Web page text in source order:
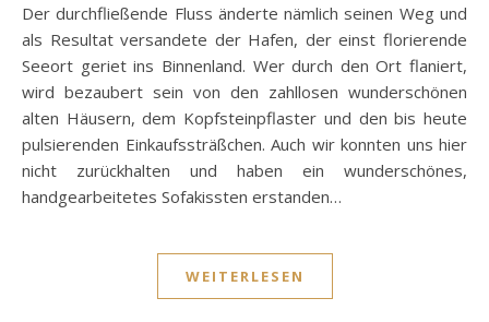
Der durchfließende Fluss änderte nämlich seinen Weg und
als Resultat versandete der Hafen, der einst florierende
Seeort geriet ins Binnenland. Wer durch den Ort flaniert,
wird bezaubert sein von den zahllosen wunderschönen
alten Häusern, dem Kopfsteinpflaster und den bis heute
pulsierenden Einkaufssträßchen. Auch wir konnten uns hier
nicht zurückhalten und haben ein wunderschönes,
handgearbeitetes Sofakissten erstanden…
WEITERLESEN